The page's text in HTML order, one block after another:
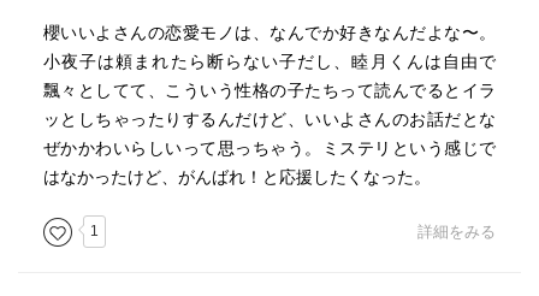
櫻いいよさんの恋愛モノは、なんでか好きなんだよな〜。
小夜子は頼まれたら断らない子だし、睦月くんは自由で
飄々としてて、こういう性格の子たちって読んでるとイラ
ッとしちゃったりするんだけど、いいよさんのお話だとな
ぜかかわいらしいって思っちゃう。ミステリという感じで
はなかったけど、がんばれ！と応援したくなった。
1 詳細をみる